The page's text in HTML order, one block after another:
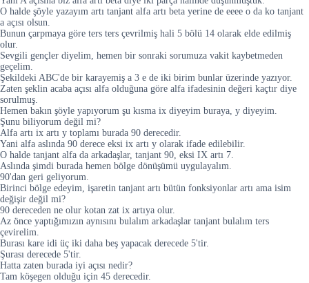
O halde şöyle yazayım artı tanjant alfa artı beta yerine de eeee o da ko tanjant
a açısı olsun.
Bunun çarpmaya göre ters ters çevrilmiş hali 5 bölü 14 olarak elde edilmiş
olur.
Sevgili gençler diyelim, hemen bir sonraki sorumuza vakit kaybetmeden
geçelim.
Şekildeki ABC'de bir karayemiş a 3 e de iki birim bunlar üzerinde yazıyor.
Zaten şeklin acaba açısı alfa olduğuna göre alfa ifadesinin değeri kaçtır diye
sorulmuş.
Hemen bakın şöyle yapıyorum şu kısma ix diyeyim buraya, y diyeyim.
Şunu biliyorum değil mi?
Alfa artı ix artı y toplamı burada 90 derecedir.
Yani alfa aslında 90 derece eksi ix artı y olarak ifade edilebilir.
O halde tanjant alfa da arkadaşlar, tanjant 90, eksi IX artı 7.
Aslında şimdi burada hemen bölge dönüşümü uygulayalım.
90'dan geri geliyorum.
Birinci bölge edeyim, işaretin tanjant artı bütün fonksiyonlar artı ama isim
değişir değil mi?
90 dereceden ne olur kotan zat ix artıya olur.
Az önce yaptığımızın aynısını bulalım arkadaşlar tanjant bulalım ters
çevirelim.
Burası kare idi üç iki daha beş yapacak derecede 5'tir.
Şurası derecede 5'tir.
Hatta zaten burada iyi açısı nedir?
Tam köşegen olduğu için 45 derecedir.